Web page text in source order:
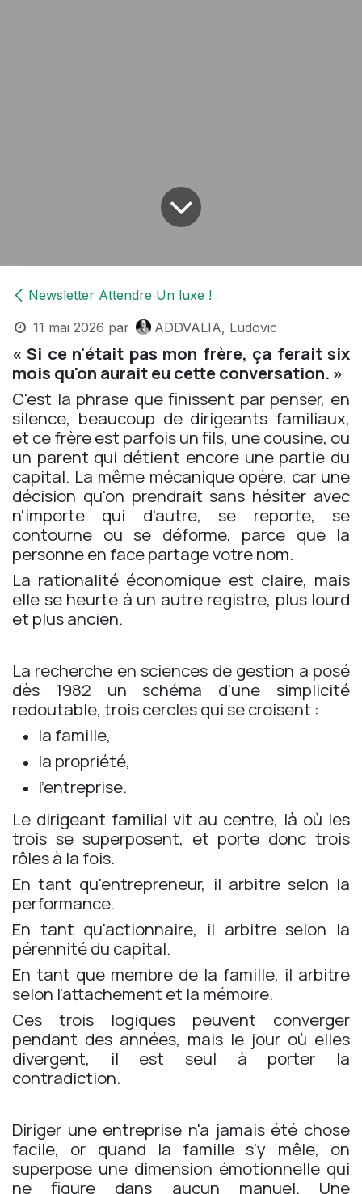
Newsletter Attendre Un luxe !
11 mai 2026 par ADDVALIA, Ludovic
« Si ce n'était pas mon frère, ça ferait six
mois qu'on aurait eu cette conversation. »
C'est la phrase que finissent par penser, en
silence, beaucoup de dirigeants familiaux,
et ce frère est parfois un fils, une cousine, ou
un parent qui détient encore une partie du
capital. La même mécanique opère, car une
décision qu'on prendrait sans hésiter avec
n'importe qui d'autre, se reporte, se
contourne ou se déforme, parce que la
personne en face partage votre nom.
La rationalité économique est claire, mais
elle se heurte à un autre registre, plus lourd
et plus ancien.
La recherche en sciences de gestion a posé
dès 1982 un schéma d'une simplicité
redoutable, trois cercles qui se croisent :
la famille,
la propriété,
l'entreprise.
Le dirigeant familial vit au centre, là où les
trois se superposent, et porte donc trois
rôles à la fois.
En tant qu'entrepreneur, il arbitre selon la
performance.
En tant qu'actionnaire, il arbitre selon la
pérennité du capital.
En tant que membre de la famille, il arbitre
selon l'attachement et la mémoire.
Ces trois logiques peuvent converger
pendant des années, mais le jour où elles
divergent, il est seul à porter la
contradiction.
Diriger une entreprise n'a jamais été chose
facile, or quand la famille s'y mêle, on
superpose une dimension émotionnelle qui
ne figure dans aucun manuel. Une